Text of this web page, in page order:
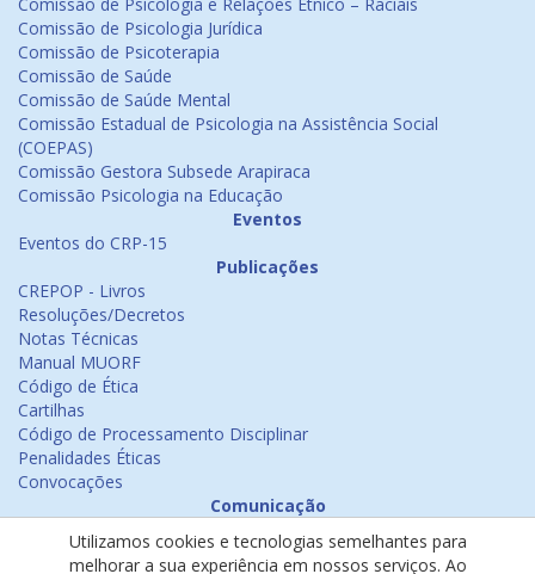
Comissão de Psicologia Jurídica
Comissão de Psicoterapia
Comissão de Saúde
Comissão de Saúde Mental
Comissão Estadual de Psicologia na Assistência Social
(COEPAS)
Comissão Gestora Subsede Arapiraca
Comissão Psicologia na Educação
Eventos
Eventos do CRP-15
Publicações
CREPOP - Livros
Resoluções/Decretos
Notas Técnicas
Manual MUORF
Código de Ética
Cartilhas
Código de Processamento Disciplinar
Penalidades Éticas
Convocações
Comunicação
Emissão de Certificados
Utilizamos cookies e tecnologias semelhantes para
melhorar a sua experiência em nossos serviços. Ao